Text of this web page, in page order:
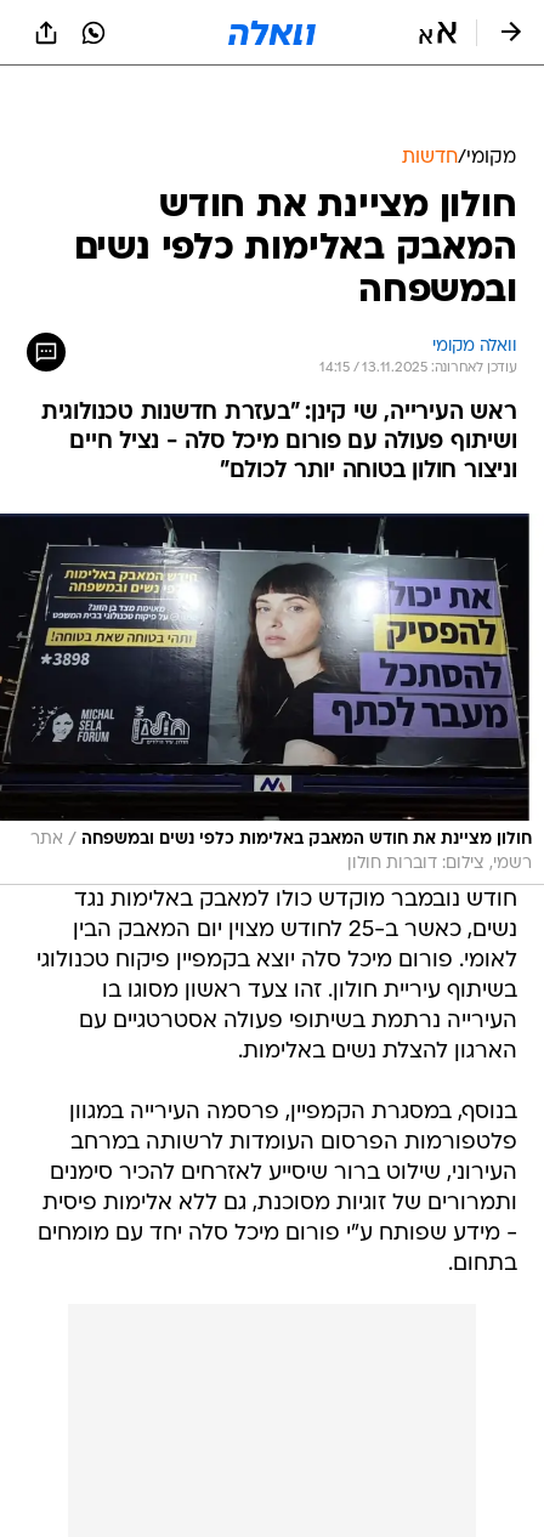
מקומי/חדשות
חולון מציינת את חודש
המאבק באלימות כלפי נשים
ובמשפחה
וואלה מקומי
עודכן לאחרונה: 13.11.2025 / 14:15
ראש העירייה, שי קינן: "בעזרת חדשנות טכנולוגית
ושיתוף פעולה עם פורום מיכל סלה - נציל חיים
וניצור חולון בטוחה יותר לכולם"
חולון מציינת את חודש המאבק באלימות כלפי נשים ובמשפחה / אתר
רשמי, צילום: דוברות חולון
חודש נובמבר מוקדש כולו למאבק באלימות נגד
נשים, כאשר ב-25 לחודש מצוין יום המאבק הבין
לאומי. פורום מיכל סלה יוצא בקמפיין פיקוח טכנולוגי
בשיתוף עיריית חולון. זהו צעד ראשון מסוגו בו
העירייה נרתמת בשיתופי פעולה אסטרטגיים עם
הארגון להצלת נשים באלימות.
בנוסף, במסגרת הקמפיין, פרסמה העירייה במגוון
פלטפורמות הפרסום העומדות לרשותה במרחב
העירוני, שילוט ברור שיסייע לאזרחים להכיר סימנים
ותמרורים של זוגיות מסוכנת, גם ללא אלימות פיסית
- מידע שפותח ע"י פורום מיכל סלה יחד עם מומחים
בתחום.